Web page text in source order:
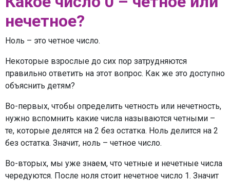
нечетное?
Ноль – это четное число.
Некоторые взрослые до сих пор затрудняются
правильно ответить на этот вопрос. Как же это доступно
объяснить детям?
Во-первых, чтобы определить четность или нечетность,
нужно вспомнить какие числа называются четными –
те, которые делятся на 2 без остатка. Ноль делится на 2
без остатка. Значит, ноль – четное число.
Во-вторых, мы уже знаем, что четные и нечетные числа
чередуются. После ноля стоит нечетное число 1. Значит